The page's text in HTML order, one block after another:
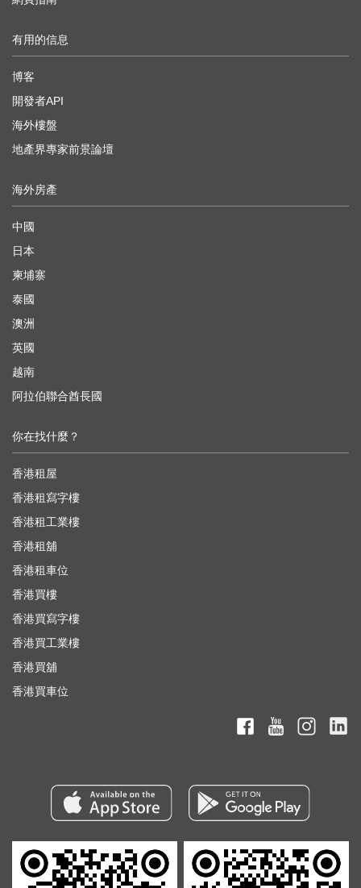
有用的信息
博客
開發者API
海外樓盤
地產界專家前景論壇
海外房產
中國
日本
柬埔寨
泰國
澳洲
英國
越南
阿拉伯聯合酋長國
你在找什麼？
香港租屋
香港租寫字樓
香港租工業樓
香港租舖
香港租車位
香港買樓
香港買寫字樓
香港買工業樓
香港買舖
香港買車位